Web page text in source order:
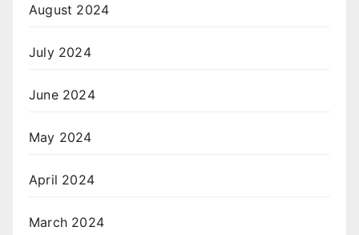
August 2024
July 2024
June 2024
May 2024
April 2024
March 2024